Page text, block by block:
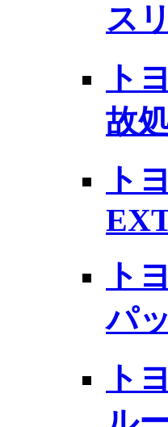
ス
ト
故
ト
ト
パ
ト